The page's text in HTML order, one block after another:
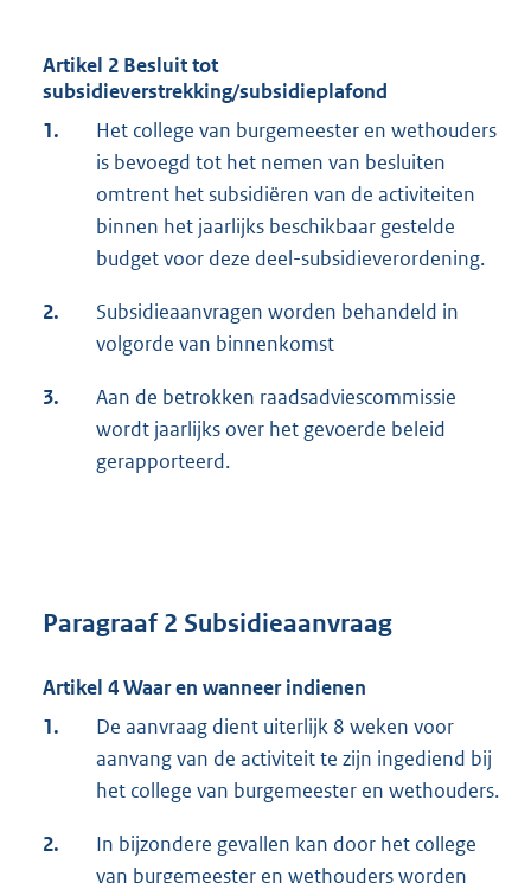
Artikel 2 Besluit tot
subsidieverstrekking/subsidieplafond
1.
Het college van burgemeester en wethouders
is bevoegd tot het nemen van besluiten
omtrent het subsidiëren van de activiteiten
binnen het jaarlijks beschikbaar gestelde
budget voor deze deel-subsidieverordening.
2.
Subsidieaanvragen worden behandeld in
volgorde van binnenkomst
3.
Aan de betrokken raadsadviescommissie
wordt jaarlijks over het gevoerde beleid
gerapporteerd.
Paragraaf 2 Subsidieaanvraag
Artikel 4 Waar en wanneer indienen
1.
De aanvraag dient uiterlijk 8 weken voor
aanvang van de activiteit te zijn ingediend bij
het college van burgemeester en wethouders.
2.
In bijzondere gevallen kan door het college
van burgemeester en wethouders worden